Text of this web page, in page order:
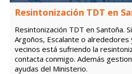
Resintonización TDT en
Resintonización TDT en Santoña.
Argoños, Escalante o alrededores
vecinos está sufriendo la
contacta conmigo. Además
ayudas del Ministerio.